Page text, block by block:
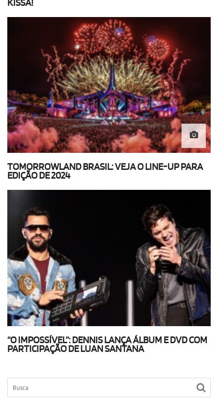
KISSA!
TOMORROWLAND BRASIL: VEJA O LINE-UP PARA
EDIÇÃO DE 2024
“O IMPOSSÍVEL”: DENNIS LANÇA ÁLBUM E DVD COM
PARTICIPAÇÃO DE LUAN SANTANA